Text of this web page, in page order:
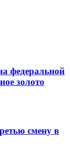
федеральной
золото
смену в